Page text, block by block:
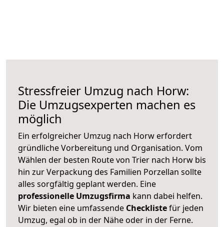
Stressfreier Umzug nach Horw:
Die Umzugsexperten machen es
möglich
Ein erfolgreicher Umzug nach Horw erfordert
gründliche Vorbereitung und Organisation. Vom
Wählen der besten Route von Trier nach Horw bis
hin zur Verpackung des Familien Porzellan sollte
alles sorgfältig geplant werden. Eine
professionelle Umzugsfirma kann dabei helfen.
Wir bieten eine umfassende Checklistefür jeden
Umzug, egal ob in der Nähe oder in der Ferne.